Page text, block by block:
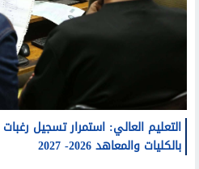
التعليم العالي: استمرار تسجيل
بالكليات والمعاهد 2026- 2027